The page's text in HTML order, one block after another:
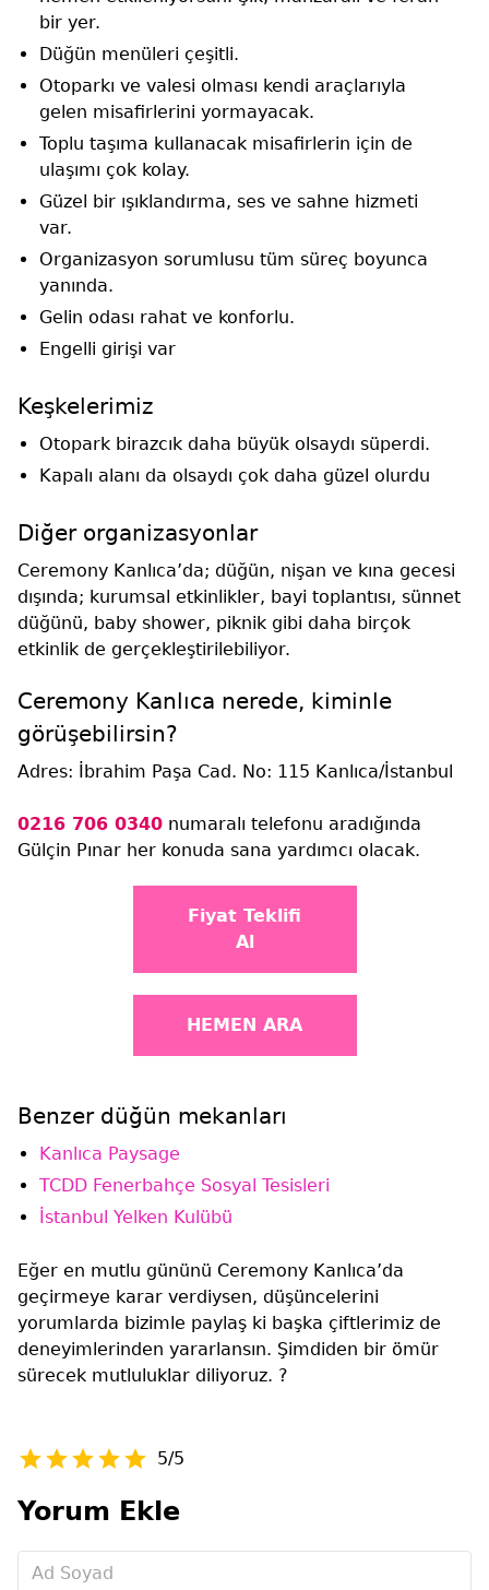
bir yer.
Düğün menüleri çeşitli.
Otoparkı ve valesi olması kendi araçlarıyla
gelen misafirlerini yormayacak.
Toplu taşıma kullanacak misafirlerin için de
ulaşımı çok kolay.
Güzel bir ışıklandırma, ses ve sahne hizmeti
var.
Organizasyon sorumlusu tüm süreç boyunca
yanında.
Gelin odası rahat ve konforlu.
Engelli girişi var
Keşkelerimiz
Otopark birazcık daha büyük olsaydı süperdi.
Kapalı alanı da olsaydı çok daha güzel olurdu
Diğer organizasyonlar
Ceremony Kanlıca’da; düğün, nişan ve kına gecesi
dışında; kurumsal etkinlikler, bayi toplantısı, sünnet
düğünü, baby shower, piknik gibi daha birçok
etkinlik de gerçekleştirilebiliyor.
Ceremony Kanlıca nerede, kiminle
görüşebilirsin?
Adres: İbrahim Paşa Cad. No: 115 Kanlıca/İstanbul
0216 706 0340 numaralı telefonu aradığında
Gülçin Pınar her konuda sana yardımcı olacak.
Fiyat Teklifi
Al
HEMEN ARA
Benzer düğün mekanları
Kanlıca Paysage
TCDD Fenerbahçe Sosyal Tesisleri
İstanbul Yelken Kulübü
Eğer en mutlu gününü Ceremony Kanlıca’da
geçirmeye karar verdiysen, düşüncelerini
yorumlarda bizimle paylaş ki başka çiftlerimiz de
deneyimlerinden yararlansın. Şimdiden bir ömür
sürecek mutluluklar diliyoruz. ?
5/5
Yorum Ekle